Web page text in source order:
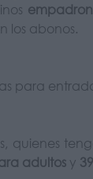
los abonos.
para
quienes
adultos y